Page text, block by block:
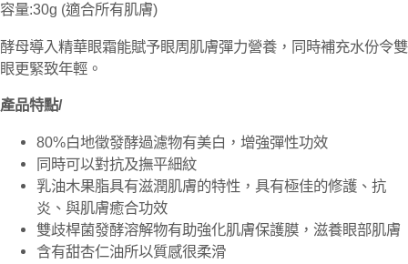
眼
霜
30g
數
量
容量:30g (適合所有肌膚)
酵母導入精華眼霜能賦予眼周肌膚彈力營養，同時補充水份令雙
眼更緊致年輕。
產品特點/
80%白地徵發酵過濾物有美白，增強彈性功效
同時可以對抗及撫平細紋
乳油木果脂具有滋潤肌膚的特性，具有極佳的修護、抗
炎、與肌膚癒合功效
雙歧桿菌發酵溶解物有助強化肌膚保護膜，滋養眼部肌膚
含有甜杏仁油所以質感很柔滑